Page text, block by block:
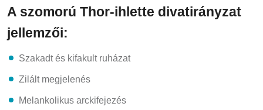
A szomorú Thor-ihlette divatirányzat
jellemzői:
Szakadt és kifakult ruházat
Zilált megjelenés
Melankolikus arckifejezés